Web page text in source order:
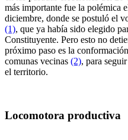
más importante fue la polémica
diciembre, donde se postuló el
(1), que ya había sido elegido
Constituyente. Pero esto no
próximo paso es la
comunas vecinas (2), para
el territorio.
Locomotora productiva